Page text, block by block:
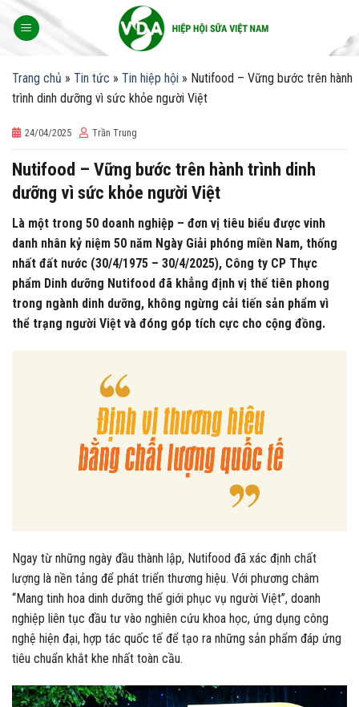
Trang chủ » Tin tức » Tin hiệp hội » Nutifood – Vững bước trên hành
trình dinh dưỡng vì sức khỏe người Việt
24/04/2025 Trần Trung
Nutifood – Vững bước trên hành trình dinh
dưỡng vì sức khỏe người Việt
Là một trong 50 doanh nghiệp – đơn vị tiêu biểu được vinh
danh nhân kỷ niệm 50 năm Ngày Giải phóng miền Nam, thống
nhất đất nước (30/4/1975 – 30/4/2025), Công ty CP Thực
phẩm Dinh dưỡng Nutifood đã khẳng định vị thế tiên phong
trong ngành dinh dưỡng, không ngừng cải tiến sản phẩm vì
thể trạng người Việt và đóng góp tích cực cho cộng đồng.
Ngay từ những ngày đầu thành lập, Nutifood đã xác định chất
lượng là nền tảng để phát triển thương hiệu. Với phương châm
“Mang tinh hoa dinh dưỡng thế giới phục vụ người Việt”, doanh
nghiệp liên tục đầu tư vào nghiên cứu khoa học, ứng dụng công
nghệ hiện đại, hợp tác quốc tế để tạo ra những sản phẩm đáp ứng
tiêu chuẩn khắt khe nhất toàn cầu.